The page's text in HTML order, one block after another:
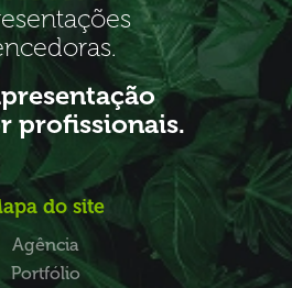
profissionais.
do site
Agência
Portfólio